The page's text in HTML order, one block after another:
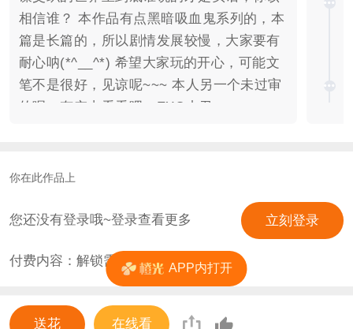
相信谁？ 本作品有点黑暗吸血鬼系列的，本
篇是长篇的，所以剧情发展较慢，大家要有
耐心呐(*^__^*) 希望大家玩的开心，可能文
笔不是很好，见谅呢~~~ 本人另一个未过审
的呢，有空去看看吧，EXO小丑
你在此作品上
您还没有登录哦~登录查看更多 立刻登录
付费内容：解锁需 4花
送花 在线看
APP内打开